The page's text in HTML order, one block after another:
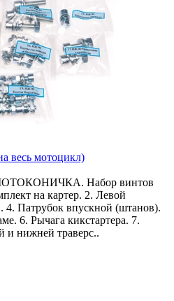
весь мотоцикл)
МОТОКОНИЧКА. Набор винтов
на картер. 2. Левой
Патрубок впускной (штанов).
6. Рычага кикстартера. 7.
и нижней траверс..